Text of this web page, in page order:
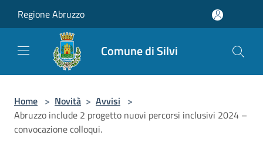
Regione Abruzzo
Comune di Silvi
Home > Novità > Avvisi >
Abruzzo include 2 progetto nuovi percorsi inclusivi 2024 –
convocazione colloqui.